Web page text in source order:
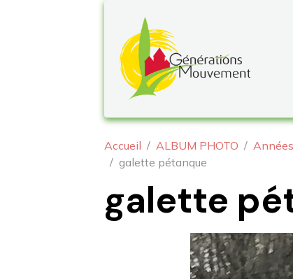
Accueil ALBUM PHOTO
galette pétanque
galette